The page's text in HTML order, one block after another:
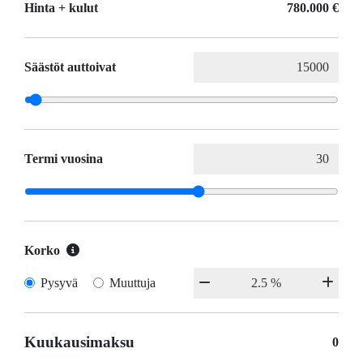
Hinta + kulut 780.000 €
Säästöt auttoivat
Termi vuosina
Korko
Pysyvä Muuttuja
Kuukausimaksu 0